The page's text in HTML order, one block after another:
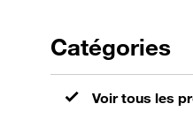
Catégories
Voir tous les